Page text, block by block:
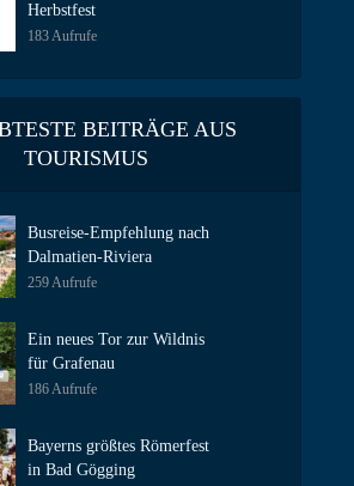
Herbstfest
183 Aufrufe
BEITRÄGE AUS
TOURISMUS
Busreise-Empfehlung nach
Dalmatien-Riviera
259 Aufrufe
Ein neues Tor zur Wildnis
für Grafenau
186 Aufrufe
Bayerns größtes Römerfest
in Bad Gögging